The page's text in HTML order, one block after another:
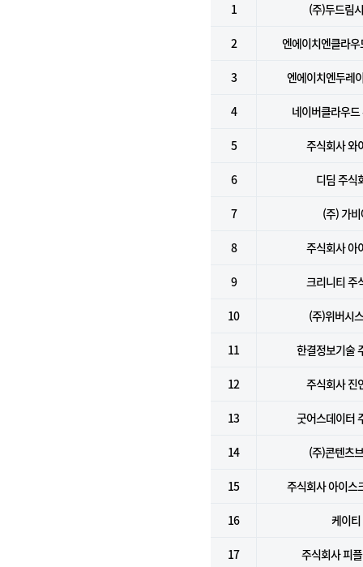
1 (주)두드림
2 엔에이치엔클라
3 엔에이치엔두레
4 네이버클라우
5 주식회사 와
6 디딤 주식
7 (주) 가
8 주식회사 아
9 크리니티 주
10 (주)위버시
11 한결정보기술
12 주식회사 진
13 굿어스데이터
14 (주)콘텐츠
15 주식회사 아이스
16 케이티
17 주식회사 피